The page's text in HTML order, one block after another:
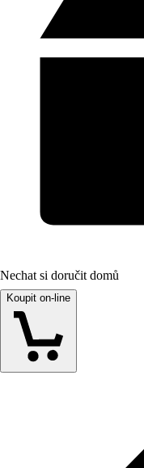
Nechat si doručit domů
Koupit on-line